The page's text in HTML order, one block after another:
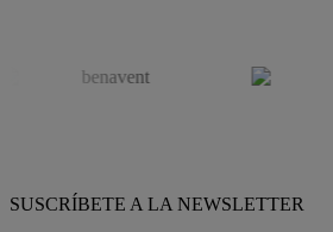
SUSCRÍBETE A LA NEWSLETTER